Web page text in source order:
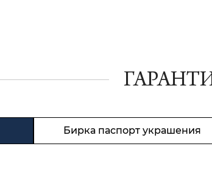
Бирка паспорт украшения